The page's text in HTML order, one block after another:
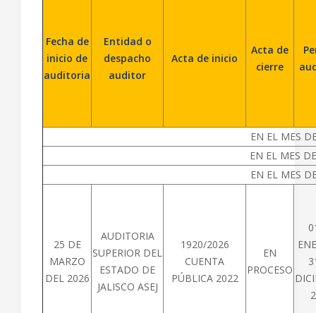
Fecha de
inicio de
auditoria
Entidad o
despacho
auditor
Acta de inicio
Acta de
cierre
EN EL MES
EN EL MES
EN EL MES
25 DE
MARZO
DEL 2026
AUDITORIA
SUPERIOR DEL
ESTADO DE
JALISCO ASEJ
1920/2026
CUENTA
PÚBLICA 2022
EN
PROCESO